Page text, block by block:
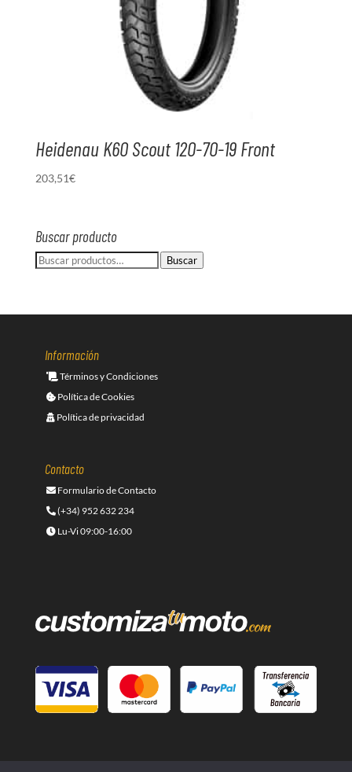
Heidenau K60 Scout 120-70-19 Front
203,51€
Buscar producto
Buscar
Buscar
Información
Términos y Condiciones
Política de Cookies
Política de privacidad
Contacto
Formulario de Contacto
(+34) 952 632 234
Lu-Vi 09:00-16:00